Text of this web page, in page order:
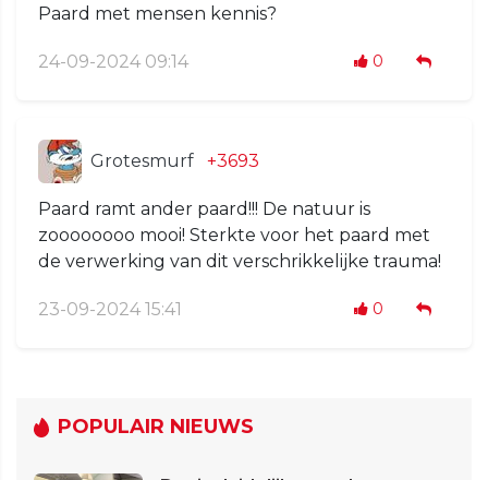
Paard met mensen kennis?
24-09-2024 09:14 0
Grotesmurf +3693
Paard ramt ander paard!!! De natuur is
zoooooooo mooi! Sterkte voor het paard met
de verwerking van dit verschrikkelijke trauma!
23-09-2024 15:41 0
POPULAIR NIEUWS